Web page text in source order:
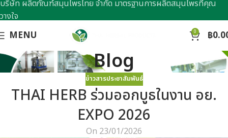
MENU 0 ฿
Blog
ข่าวสารประชาสัมพันธ์
THAI HERB ร่วมออกบูธในงาน อย.
EXPO 2026
On 23/01/2026
บริษัท ผลิตภัณฑ์สมุนไพรไทย จำกัด มาตรฐานการผลิตสมุนไพรที่คุณ
วางใจ